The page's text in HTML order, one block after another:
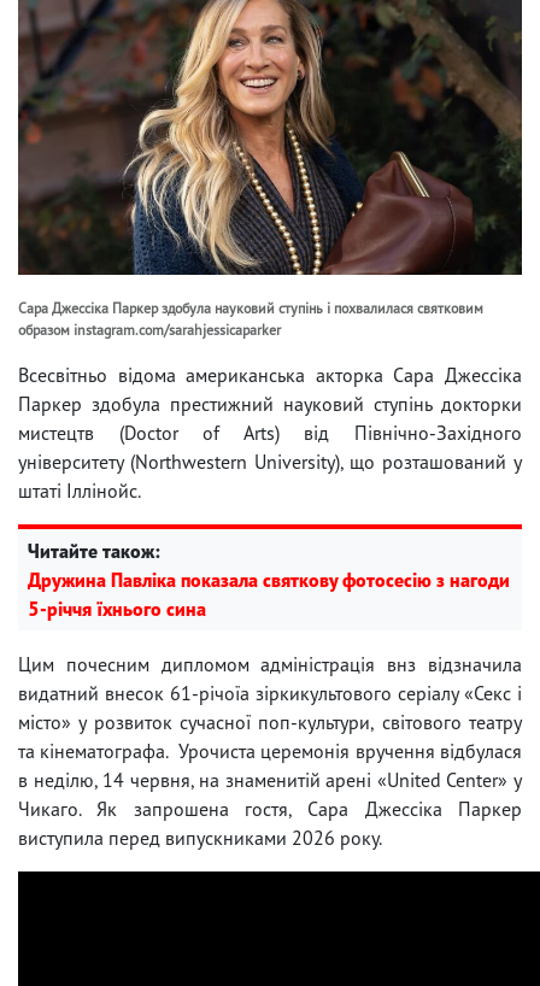
Сара Джессіка Паркер здобула науковий ступінь і похвалилася святковим
образом instagram.com/sarahjessicaparker
Всесвітньо відома американська акторка Сара Джессіка
Паркер здобула престижний науковий ступінь докторки
мистецтв (Doctor of Arts) від Північно-Західного
університету (Northwestern University), що розташований у
штаті Іллінойс.
Читайте також:
Дружина Павліка показала святкову фотосесію з нагоди
5-річчя їхнього сина
Цим почесним дипломом адміністрація внз відзначила
видатний внесок 61-річоїа зіркикультового серіалу «Секс і
місто» у розвиток сучасної поп-культури, світового театру
та кінематографа. Урочиста церемонія вручення відбулася
в неділю, 14 червня, на знаменитій арені «United Center» у
Чикаго. Як запрошена гостя, Сара Джессіка Паркер
виступила перед випускниками 2026 року.